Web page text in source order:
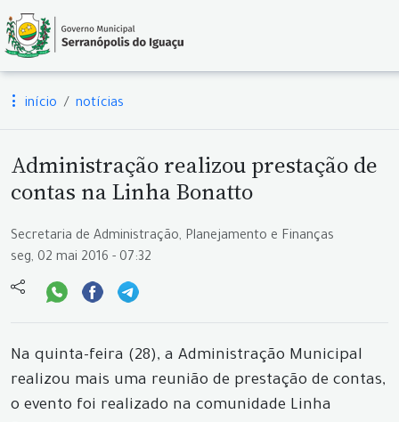
início notícias
Administração realizou prestação de
contas na Linha Bonatto
Secretaria de Administração, Planejamento e Finanças
seg, 02 mai 2016 - 07:32
Na quinta-feira (28), a Administração Municipal
realizou mais uma reunião de prestação de contas,
o evento foi realizado na comunidade Linha